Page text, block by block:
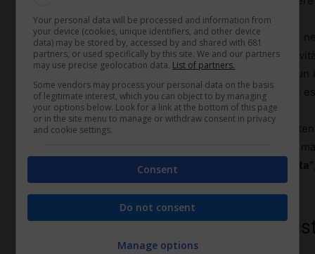
Sono sospetti anche gli ordini che sconfinano
discriminatorie, contrarie alla dignità personale, o
snaturare il rapporto (per esempio, pretendere che
personale in orari notturni, senza alcun legame con le
Diverso è il caso degli ordini solo discutibili o
spostamenti di reparto, modifiche dei turni, cambi di
di regola, vale il principio del
“obbedisci e poi contesta”
giudice nel valutare ogni scelta gestionale.
Rifiuto dell’ordine e diritto di
Your personal data will be processed and information from
your device (cookies, unique identifiers, and other device
data) may be stored by, accessed by and shared with 681
partners, or used specifically by this site. We and our partners
may use precise geolocation data. List of partners.
Some vendors may process your personal data on the basis
of legitimate interest, which you can object to by managing
your options below. Look for a link at the bottom of this page
or in the site menu to manage or withdraw consent in privacy
and cookie settings.
Consent
Do not consent
Manage options